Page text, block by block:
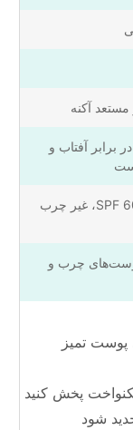
آکنه
برابر آفتاب و
حفاظت گسترده SPF 60، غیر چرب
پوست‌های چرب و
پوست تمیز
پخش کنید